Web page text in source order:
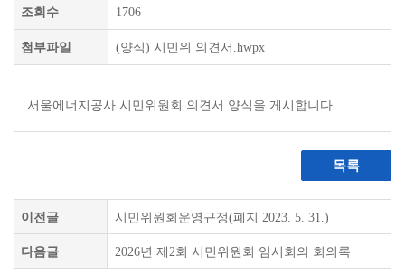
조회수 1706
첨부파일 (양식) 시민위 의견서.hwpx
서울에너지공사 시민위원회 의견서 양식을 게시합니다.
목록
이전글 시민위원회운영규정(폐지 2023. 5. 31.)
다음글 2026년 제2회 시민위원회 임시회의 회의록